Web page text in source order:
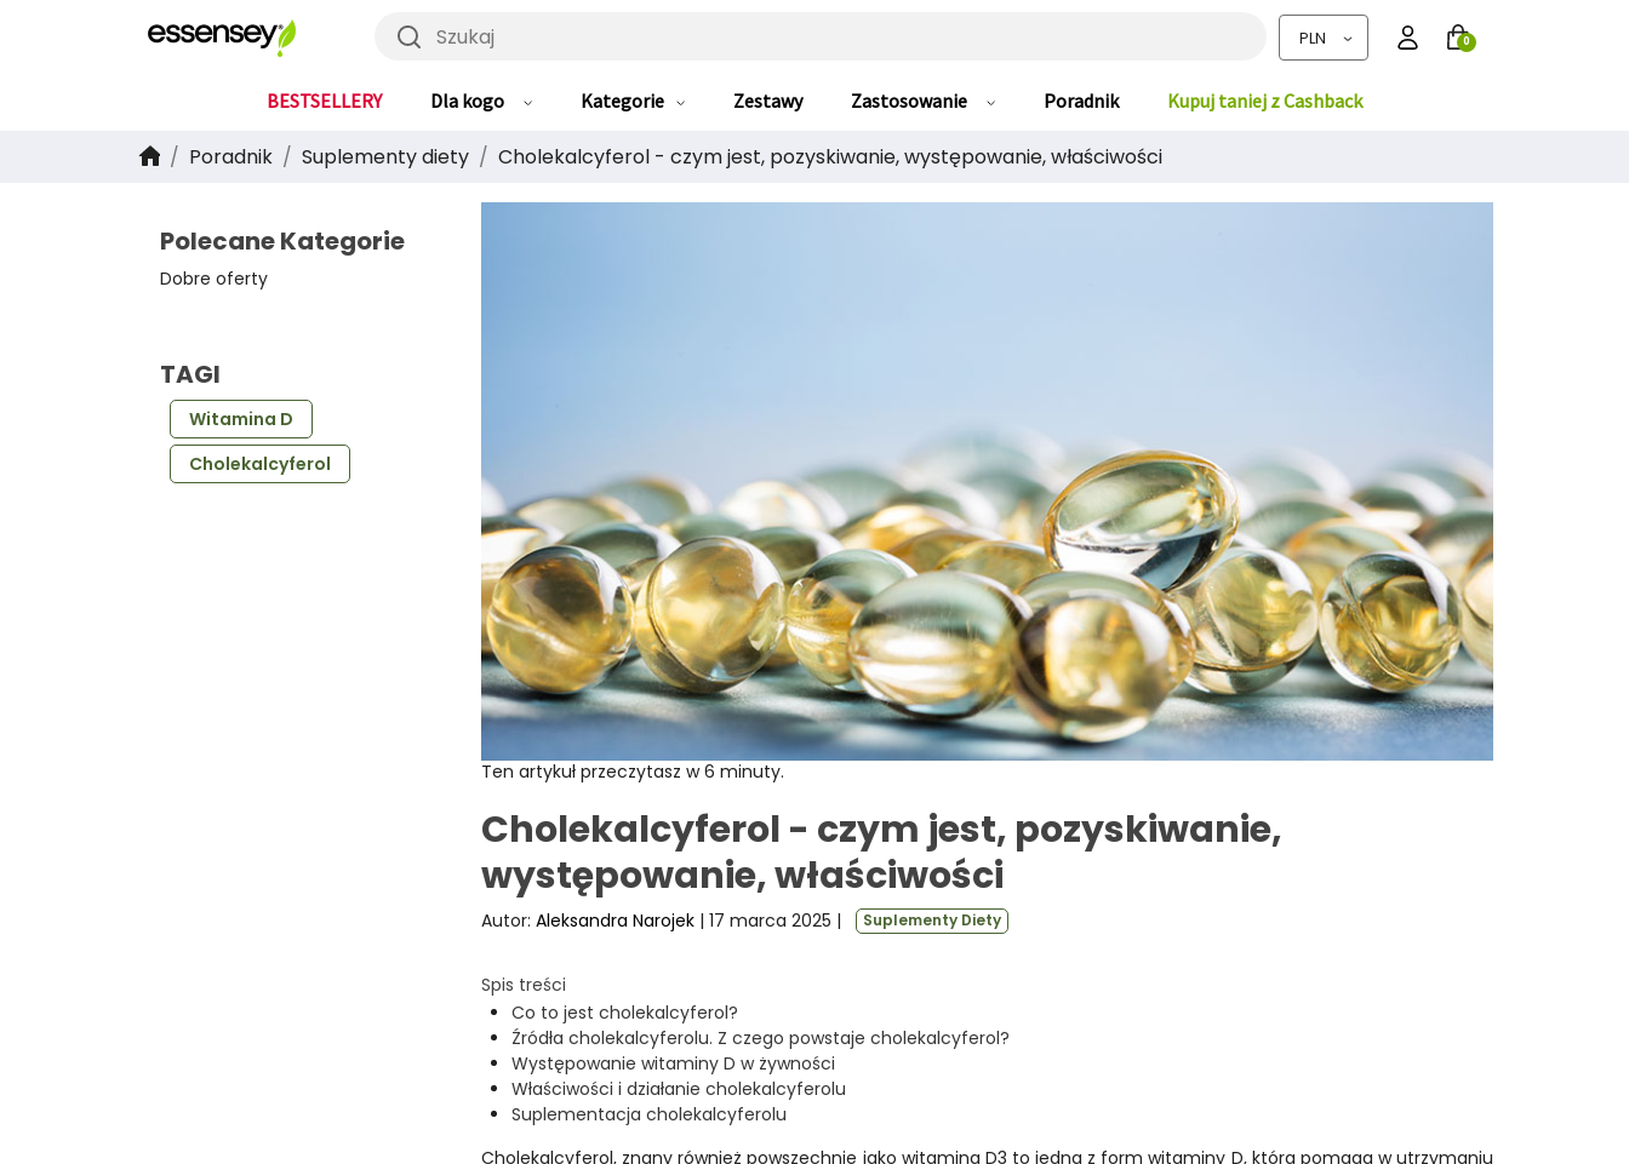
Szukaj 0
BESTSELLERY Dla kogo Kategorie Zestawy Zastosowanie Poradnik Kupuj taniej z Cashback
Poradnik Suplementy diety Cholekalcyferol - czym jest, pozyskiwanie, występowanie, właściwości
Polecane Kategorie
Dobre oferty
TAGI
Witamina D
Cholekalcyferol
Ten artykuł przeczytasz w 6 minuty.
Cholekalcyferol - czym jest, pozyskiwanie,
występowanie, właściwości
Autor: Aleksandra Narojek | 17 marca 2025 | Suplementy Diety
Spis treści
Co to jest cholekalcyferol?
Źródła cholekalcyferolu. Z czego powstaje cholekalcyferol?
Występowanie witaminy D w żywności
Właściwości i działanie cholekalcyferolu
Suplementacja cholekalcyferolu
Cholekalcyferol, znany również powszechnie jako witamina D3 to jedna z form witaminy D, która pomaga w utrzymaniu